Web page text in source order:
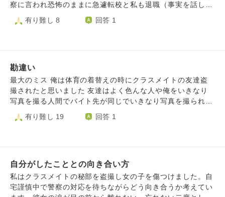
察に言われ恐怖のままに急遽転校と私も退職（事実を話し）
県外の実家へ引っ越しました。その後罰金刑が決まり離婚し
ました。実際新聞に名前は乗らず、今は先走ったことに、後
れてるような。肩身の狭い思いに感じるときも時々。被害妄
想かもしれませんが。 最近子供と元夫で面会。双方にとり
良かった様子で元夫の鬱も少しよくなってきた様子（事件後
もと夫は鬱になりました）親は今後実家から離れた場所へ行
れ、面会した際にも嫌な顔されました。 私たちは今後どこ
とこですが。 元夫との関係も悩みます。あちらは再構築を
望んでますが淡々と子育てのみの関係のが気持ちが楽です
が。わたし自身がブレブレで。気持ちも落ちてます。何かア
ドバイスお願いします。。。 子供を見てると可哀想で悲し
有り難し 8 回答 1
勘違い
最大のミス 俺は体育の着替えの時にクラスメイトの友達盗
撮されたと思いました 友達はよく色んな人や俺をいきなり
写真を撮る人間でバイト先が同じでいきなり写真を撮られ消
すのに苦労したほどです ですが体育で裸の時にカメラを向
けた後ニヤニヤしていて懲りずにまた撮ったなと感じました
ため相手に自白させるため少し相手をどつけば？という話に
僕は話し合いをする前に相手の太ももに膝蹴りを弱くですけ
ど入れました その後話し合いで盗撮をしていませんでし
有り難し 19 回答 1
自分がしたこととの向き合い方
私はクラスメイトの秘部を盗撮し女の子を傷つけました。自
宅謹慎中で警察の対応を待ちながらどう向き合うか考えてい